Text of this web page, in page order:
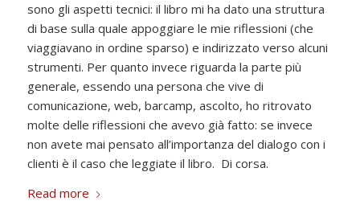
sono gli aspetti tecnici: il libro mi ha dato una struttura
di base sulla quale appoggiare le mie riflessioni (che
viaggiavano in ordine sparso) e indirizzato verso alcuni
strumenti. Per quanto invece riguarda la parte più
generale, essendo una persona che vive di
comunicazione, web, barcamp, ascolto, ho ritrovato
molte delle riflessioni che avevo già fatto: se invece
non avete mai pensato all’importanza del dialogo con i
clienti è il caso che leggiate il libro. Di corsa.
Read more